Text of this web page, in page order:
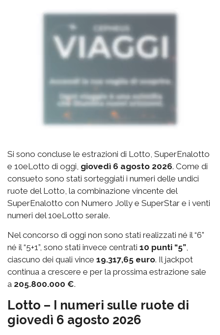
Si sono concluse le estrazioni di Lotto, SuperEnalotto
e 10eLotto di oggi, giovedì 6 agosto 2026. Come di
consueto sono stati sorteggiati i numeri delle undici
ruote del Lotto, la combinazione vincente del
SuperEnalotto con Numero Jolly e SuperStar e i venti
numeri del 10eLotto serale.
Nel concorso di oggi non sono stati realizzati né il “6”
né il “5+1”, sono stati invece centrati 10 punti “5”,
ciascuno dei quali vince 19.317,65 euro. Il jackpot
continua a crescere e per la prossima estrazione sale
a 205.800.000 €.
Lotto – I numeri sulle ruote di
giovedì 6 agosto 2026